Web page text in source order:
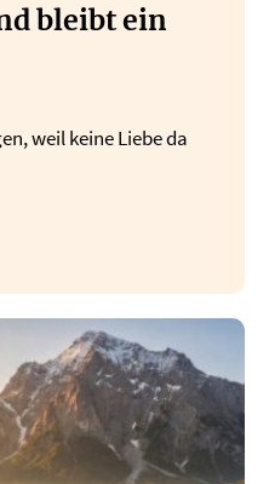
bleibt ein
weil keine Liebe da